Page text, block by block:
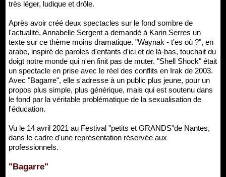
très léger, ludique et drôle.
Après avoir créé deux spectacles sur le fond sombre de
l'actualité, Annabelle Sergent a demandé à Karin Serres un
texte sur ce thème moins dramatique. "Waynak - t'es où ?", en
arabe, inspiré de paroles d'enfants d'ici et de là-bas, touchait du
doigt notre monde qui n'en finit pas de muter. "Shell Shock" était
un spectacle en prise avec le réel des conflits en Irak de 2003.
Avec "Bagarre", elle s'adresse à un public plus jeune, pour un
propos plus simple, plus générique, mais qui est soutenu dans
le fond par la véritable problématique de la sexualisation de
l'éducation.
Vu le 14 avril 2021 au Festival "petits et GRANDS"de Nantes,
dans le cadre d'une représentation réservée aux
professionnels.
"Bagarre"